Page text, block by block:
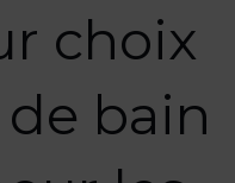
choix
bain